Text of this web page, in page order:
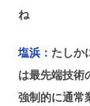
ね
塩浜 ：たし
は最先端技術
強制的に通常